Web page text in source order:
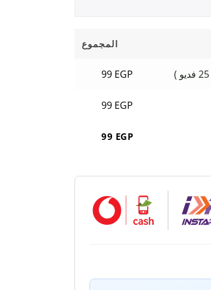
المجموع
99 EGP
99 EGP
99 EGP